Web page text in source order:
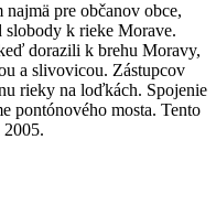
pre občanov obce,
k rieke Morave.
dorazili k brehu Moravy,
a slivovicou. Zástupcov
rieky na loďkách. Spojenie
pontónového mosta. Tento